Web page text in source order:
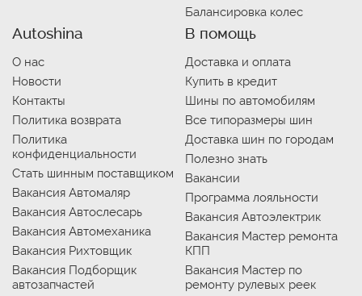
Балансировка колес
Autoshina
О нас
Новости
Контакты
Политика возврата
Политика
конфиденциальности
Стать шинным поставщиком
Вакансия Автомаляр
Вакансия Автослесарь
Вакансия Автомеханика
Вакансия Рихтовщик
Вакансия Подборщик
автозапчастей
В помощь
Доставка и оплата
Купить в кредит
Шины по автомобилям
Все типоразмеры шин
Доставка шин по городам
Полезно знать
Вакансии
Программа лояльности
Вакансия Автоэлектрик
Вакансия Мастер ремонта
КПП
Вакансия Мастер по
ремонту рулевых реек